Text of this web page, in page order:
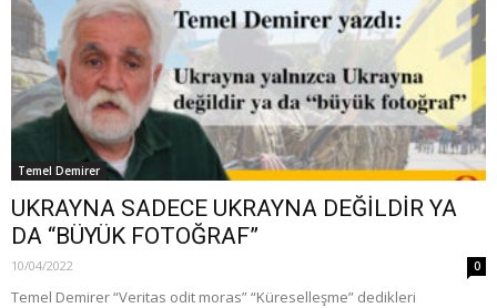
Temel Demirer
UKRAYNA SADECE UKRAYNA DEĞİLDİR YA
DA “BÜYÜK FOTOĞRAF”
10/04/2022 0
Temel Demirer “Veritas odit moras” “Küreselleşme” dedikleri